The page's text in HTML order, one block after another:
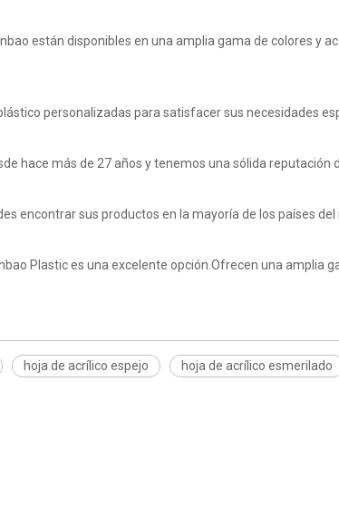
están disponibles en una amplia gama de colores y
personalizadas para satisfacer sus necesidades
hace más de 27 años y tenemos una sólida reputación
encontrar sus productos en la mayoría de los países del
Plastic es una excelente opción.Ofrecen una amplia
hoja de acrílico espejo hoja de acrílico esmerilado